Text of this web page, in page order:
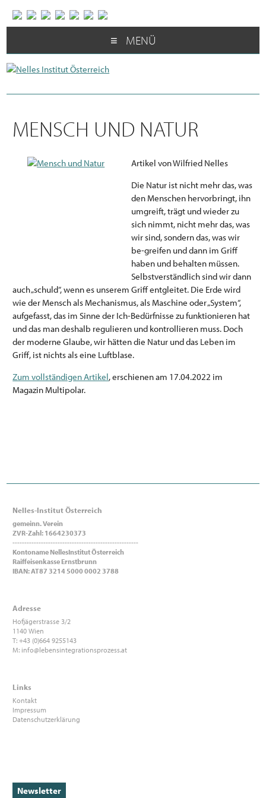
MENÜ
MENSCH UND NATUR
Artikel von Wilfried Nelles
Die Natur ist nicht mehr das, was
den Menschen hervorbringt, ihn
umgreift, trägt und wieder zu
sich nimmt, nicht mehr das, was
wir sind, sondern das, was wir
be-greifen und dann im Griff
haben und behalten müssen.
Selbstverständlich sind wir dann
auch „schuld“, wenn es unserem Griff entgleitet. Die Erde wird
wie der Mensch als Mechanismus, als Maschine oder „System“,
aufgefasst, das im Sinne der Ich-Bedürfnisse zu funktionieren hat
und das man deshalb regulieren und kontrollieren muss. Doch
der moderne Glaube, wir hätten die Natur und das Leben im
Griff, ist nichts als eine Luftblase.
Zum vollständigen Artikel, erschienen am 17.04.2022 im
Magazin Multipolar.
Nelles-Institut Österreich
gemeinn. Verein
ZVR-Zahl: 1664230373
-----------------------------------------------------
Kontoname NellesInstitut Österreich
Raiffeisenkasse Ernstbrunn
IBAN: AT87 3214 5000 0002 3788
Adresse
Hofjägerstrasse 3/2
1140 Wien
T: +43 (0)664 9255143
M: info@lebensintegrationsprozess.at
Links
Kontakt
Impressum
Datenschutzerklärung
Newsletter